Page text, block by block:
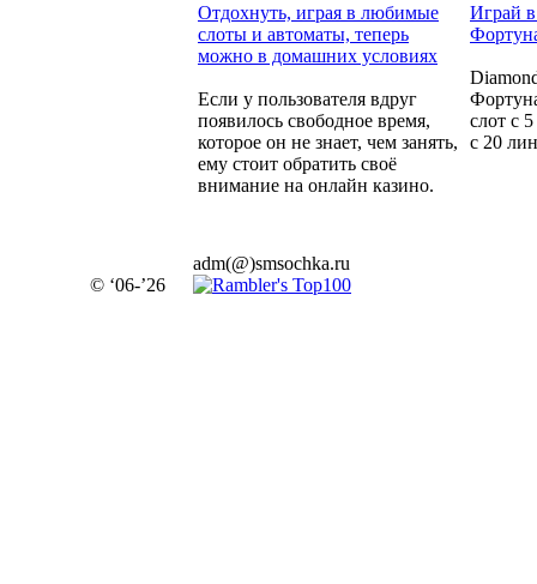
Отдохнуть, играя в любимые
слоты и автоматы, теперь
можно в домашних условиях
Если у пользователя вдруг
появилось свободное время,
которое он не знает, чем занять,
ему стоит обратить своё
внимание на онлайн казино.
Играй
слот с
с 20
© ‘06-’26
adm(@)smsochka.ru